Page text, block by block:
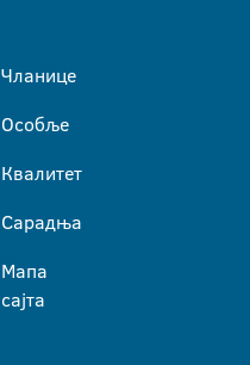
Чланице
Особље
Квалитет
Сарадња
Мапа
сајта